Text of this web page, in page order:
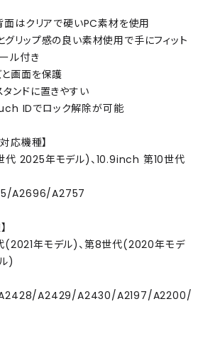
面はクリアで硬いPC素材を使用
リップ感の良い素材使用で手にフィット
ル付き
と画面を保護
ンドに置きやすい
IDでロック解除が可能
応機種】
代 2025年モデル)、10.9inch 第10世代
A2696/A2757
年モデル)、第8世代(2020年モデ
)
A2429/A2430/A2197/A2200/